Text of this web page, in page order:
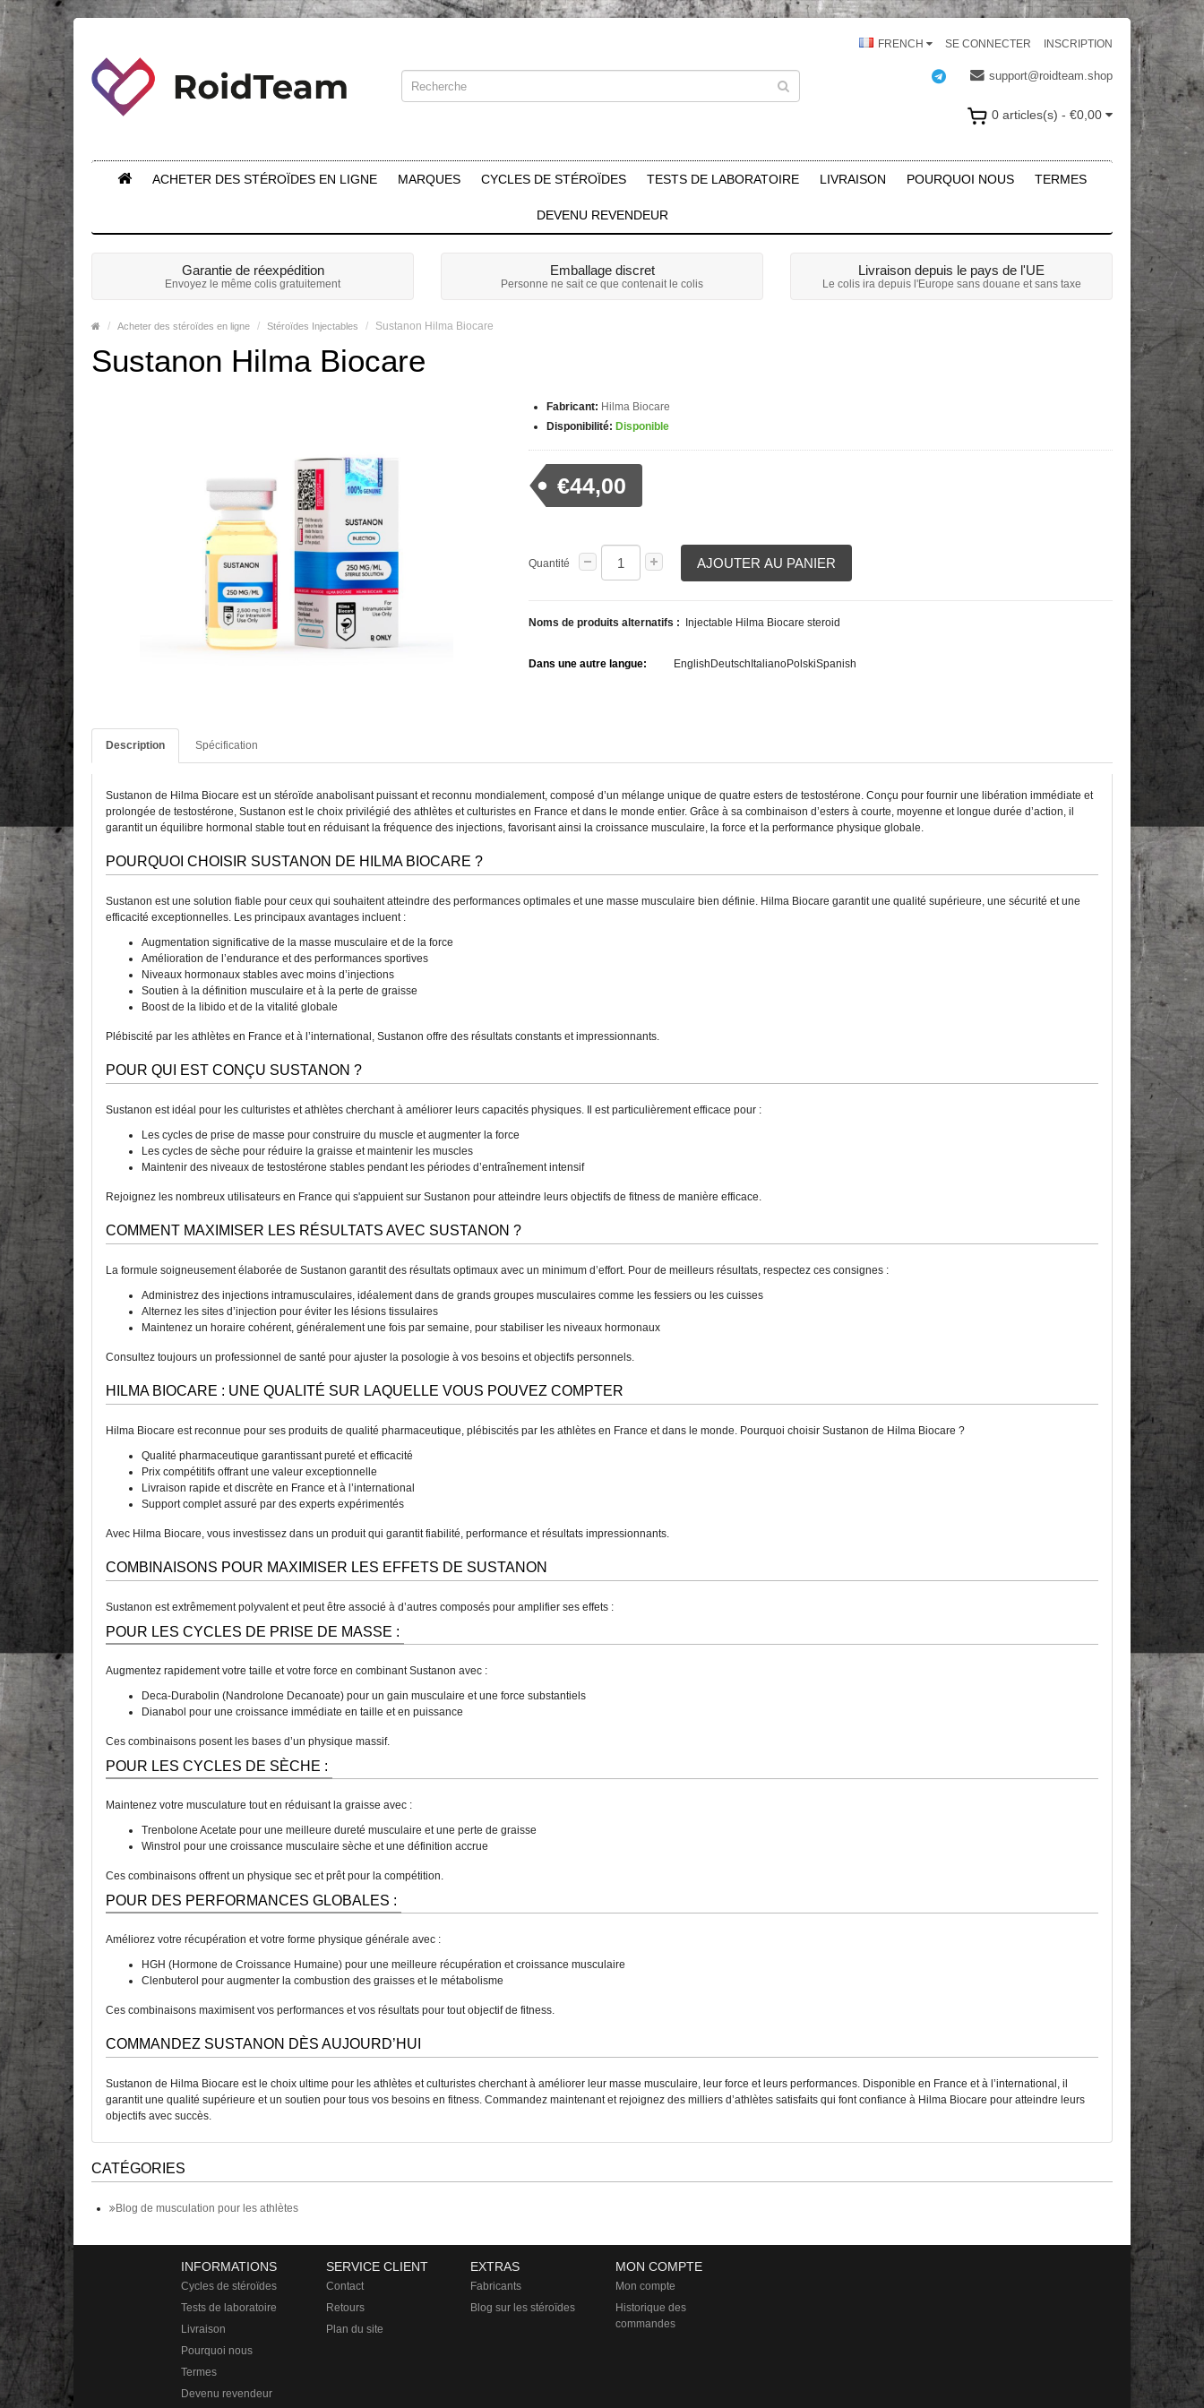
SE CONNECTER INSCRIPTION
FRENCH
support@roidteam.shop
0 articles(s) - €0,00
ACHETER DES STÉROÏDES EN LIGNE MARQUES CYCLES DE STÉROÏDES TESTS DE LABORATOIRE LIVRAISON POURQUOI NOUS TERMES
DEVENU REVENDEUR
Garantie de réexpédition
Envoyez le même colis gratuitement
Emballage discret
Personne ne sait ce que contenait le colis
Livraison depuis le pays de l'UE
Le colis ira depuis l'Europe sans douane et sans taxe
Acheter des stéroïdes en ligne Stéroïdes Injectables Sustanon Hilma Biocare
Sustanon Hilma Biocare
Fabricant: Hilma Biocare
Disponibilité: Disponible
€44,00
Quantité AJOUTER AU PANIER
Noms de produits alternatifs : Injectable Hilma Biocare steroid
Dans une autre langue: English Deutsch ItalianoPolskiSpanish
Description Spécification
Sustanon de Hilma Biocare est un stéroïde anabolisant puissant et reconnu mondialement, composé d’un mélange unique de quatre esters de testostérone. Conçu pour fournir une libération immédiate et
prolongée de testostérone, Sustanon est le choix privilégié des athlètes et culturistes en France et dans le monde entier. Grâce à sa combinaison d’esters à courte, moyenne et longue durée d’action, il
garantit un équilibre hormonal stable tout en réduisant la fréquence des injections, favorisant ainsi la croissance musculaire, la force et la performance physique globale.
POURQUOI CHOISIR SUSTANON DE HILMA BIOCARE ?
Sustanon est une solution fiable pour ceux qui souhaitent atteindre des performances optimales et une masse musculaire bien définie. Hilma Biocare garantit une qualité supérieure, une sécurité et une
efficacité exceptionnelles. Les principaux avantages incluent :
Augmentation significative de la masse musculaire et de la force
Amélioration de l’endurance et des performances sportives
Niveaux hormonaux stables avec moins d’injections
Soutien à la définition musculaire et à la perte de graisse
Boost de la libido et de la vitalité globale
Plébiscité par les athlètes en France et à l’international, Sustanon offre des résultats constants et impressionnants.
POUR QUI EST CONÇU SUSTANON ?
Sustanon est idéal pour les culturistes et athlètes cherchant à améliorer leurs capacités physiques. Il est particulièrement efficace pour :
Les cycles de prise de masse pour construire du muscle et augmenter la force
Les cycles de sèche pour réduire la graisse et maintenir les muscles
Maintenir des niveaux de testostérone stables pendant les périodes d’entraînement intensif
Rejoignez les nombreux utilisateurs en France qui s'appuient sur Sustanon pour atteindre leurs objectifs de fitness de manière efficace.
COMMENT MAXIMISER LES RÉSULTATS AVEC SUSTANON ?
La formule soigneusement élaborée de Sustanon garantit des résultats optimaux avec un minimum d’effort. Pour de meilleurs résultats, respectez ces consignes :
Administrez des injections intramusculaires, idéalement dans de grands groupes musculaires comme les fessiers ou les cuisses
Alternez les sites d’injection pour éviter les lésions tissulaires
Maintenez un horaire cohérent, généralement une fois par semaine, pour stabiliser les niveaux hormonaux
Consultez toujours un professionnel de santé pour ajuster la posologie à vos besoins et objectifs personnels.
HILMA BIOCARE : UNE QUALITÉ SUR LAQUELLE VOUS POUVEZ COMPTER
Hilma Biocare est reconnue pour ses produits de qualité pharmaceutique, plébiscités par les athlètes en France et dans le monde. Pourquoi choisir Sustanon de Hilma Biocare ?
Qualité pharmaceutique garantissant pureté et efficacité
Prix compétitifs offrant une valeur exceptionnelle
Livraison rapide et discrète en France et à l’international
Support complet assuré par des experts expérimentés
Avec Hilma Biocare, vous investissez dans un produit qui garantit fiabilité, performance et résultats impressionnants.
COMBINAISONS POUR MAXIMISER LES EFFETS DE SUSTANON
Sustanon est extrêmement polyvalent et peut être associé à d’autres composés pour amplifier ses effets :
POUR LES CYCLES DE PRISE DE MASSE :
Augmentez rapidement votre taille et votre force en combinant Sustanon avec :
Deca-Durabolin (Nandrolone Decanoate) pour un gain musculaire et une force substantiels
Dianabol pour une croissance immédiate en taille et en puissance
Ces combinaisons posent les bases d’un physique massif.
POUR LES CYCLES DE SÈCHE :
Maintenez votre musculature tout en réduisant la graisse avec :
Trenbolone Acetate pour une meilleure dureté musculaire et une perte de graisse
Winstrol pour une croissance musculaire sèche et une définition accrue
Ces combinaisons offrent un physique sec et prêt pour la compétition.
POUR DES PERFORMANCES GLOBALES :
Améliorez votre récupération et votre forme physique générale avec :
HGH (Hormone de Croissance Humaine) pour une meilleure récupération et croissance musculaire
Clenbuterol pour augmenter la combustion des graisses et le métabolisme
Ces combinaisons maximisent vos performances et vos résultats pour tout objectif de fitness.
COMMANDEZ SUSTANON DÈS AUJOURD’HUI
Sustanon de Hilma Biocare est le choix ultime pour les athlètes et culturistes cherchant à améliorer leur masse musculaire, leur force et leurs performances. Disponible en France et à l’international, il
garantit une qualité supérieure et un soutien pour tous vos besoins en fitness. Commandez maintenant et rejoignez des milliers d’athlètes satisfaits qui font confiance à Hilma Biocare pour atteindre leurs
objectifs avec succès.
CATÉGORIES
Blog de musculation pour les athlètes
INFORMATIONS
Cycles de stéroïdes
Tests de laboratoire
Livraison
Pourquoi nous
Termes
Devenu revendeur
SERVICE CLIENT
Contact
Retours
Plan du site
EXTRAS
Fabricants
Blog sur les stéroïdes
MON COMPTE
Mon compte
Historique des
commandes